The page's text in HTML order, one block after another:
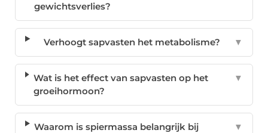
gewichtsverlies?
Verhoogt sapvasten het metabolisme? ▼
Wat is het effect van sapvasten op het
groeihormoon?
▼
Waarom is spiermassa belangrijk bij
▼